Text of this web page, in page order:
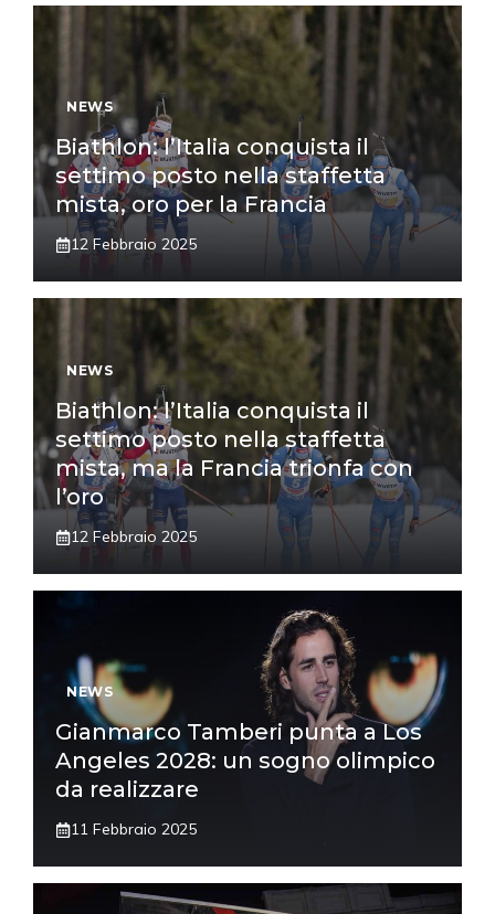
NEWS
Biathlon: l’Italia conquista il
settimo posto nella staffetta
mista, oro per la Francia
12 Febbraio 2025
NEWS
Biathlon: l’Italia conquista il
settimo posto nella staffetta
mista, ma la Francia trionfa con
l’oro
12 Febbraio 2025
NEWS
Gianmarco Tamberi punta a Los
Angeles 2028: un sogno olimpico
da realizzare
11 Febbraio 2025